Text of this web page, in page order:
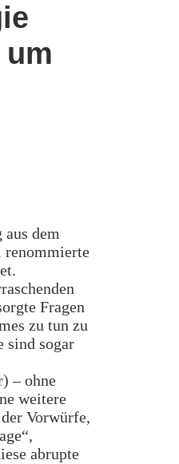
dem
renommierte
Fragen
zu tun zu
sind sogar
– ohne
weitere
Vorwürfe,
abrupte